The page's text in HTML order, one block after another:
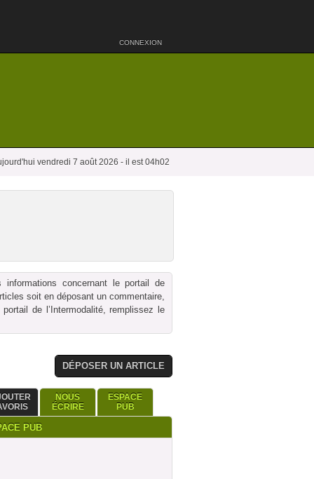
CONNEXION
vendredi 7 août 2026 - il est 04h02
concernant le portail de
soit en déposant un commentaire,
de l’Intermodalité, remplissez le
DÉPOSER UN ARTICLE
NOUS
ÉCRIRE
ESPACE
PUB
PUB